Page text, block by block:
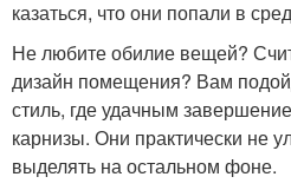
казаться, что они попали в
Не любите обилие вещей?
дизайн помещения? Вам
стиль, где удачным
карнизы. Они практически не
выделять на остальном фоне.